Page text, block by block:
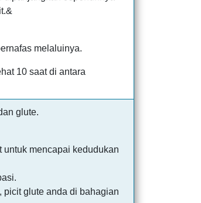
melaluinya.
10 saat di antara
glute.
mencapai kedudukan
picit glute anda di bahagian